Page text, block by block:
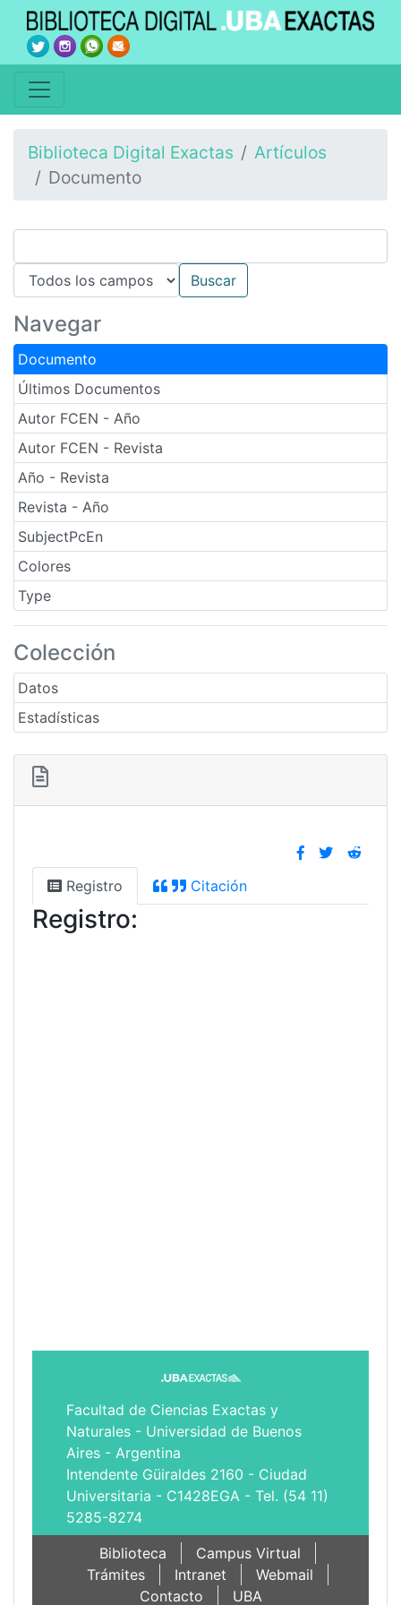
Biblioteca Digital Exactas
Artículos
Documento
Navegar
Documento
Últimos Documentos
Autor FCEN - Año
Autor FCEN - Revista
Año - Revista
Revista - Año
SubjectPcEn
Colores
Type
Colección
Datos
Estadísticas
Registro Citación
Registro:
Facultad de Ciencias Exactas y
Naturales - Universidad de Buenos
Aires - Argentina
Intendente Güiraldes 2160 - Ciudad
Universitaria - C1428EGA - Tel. (54 11)
5285-8274
Biblioteca
Campus Virtual
Trámites
Intranet
Webmail
Contacto
UBA